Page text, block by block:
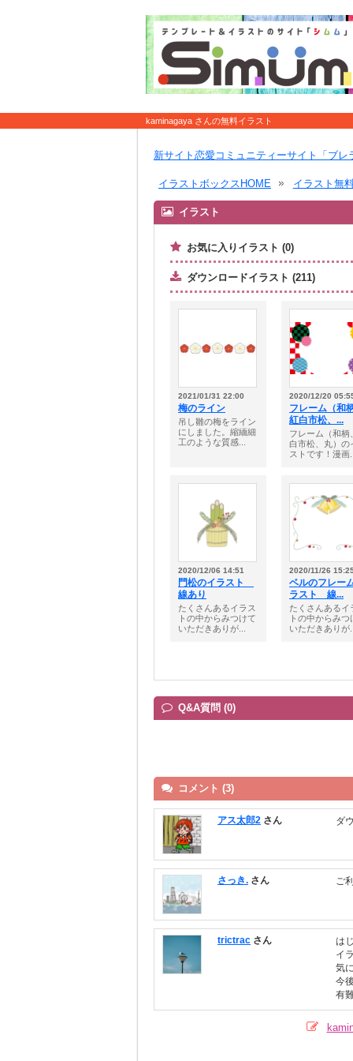
kaminagaya さんの無料イラスト
新サイト恋愛コミュニティーサイト「ブレ
イラストボックスHOME イラスト無
イラスト
お気に入りイラスト (0)
ダウンロードイラスト (211)
2021/01/31 22:00
梅のライン
吊し雛の梅をライン
にしました。縮緬細
工のような質感...
2020/12/20
フレーム（和
紅白市松、...
フレーム（和柄
白市松、丸）の
ストです！漫画
2020/12/06 14:51
門松のイラスト
線あり
たくさんあるイラス
トの中からみつけて
いただきありが...
2020/11/26
ベルのフレー
ラスト 線...
たくさんあるイ
トの中からみつ
いただきありが
Q&A質問 (0)
コメント (3)
アス太郎2 さん ダ
さっき. さん ご
trictrac さん
は
イ
気
今
有